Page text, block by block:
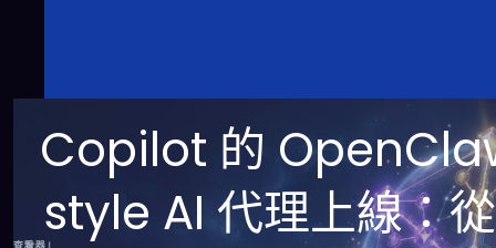
Copilot 的
style AI 代理上線：